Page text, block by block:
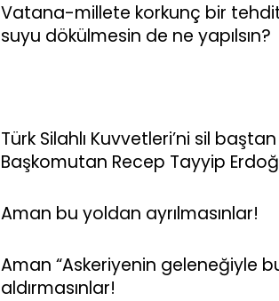
Vatana-millete korkunç bir tehdit
suyu dökülmesin de ne yapılsın?
Türk Silahlı Kuvvetleri’ni sil
Başkomutan Recep Tayyip
Aman bu yoldan ayrılmasınlar!
Aman “Askeriyenin geleneğiyle
aldırmasınlar!